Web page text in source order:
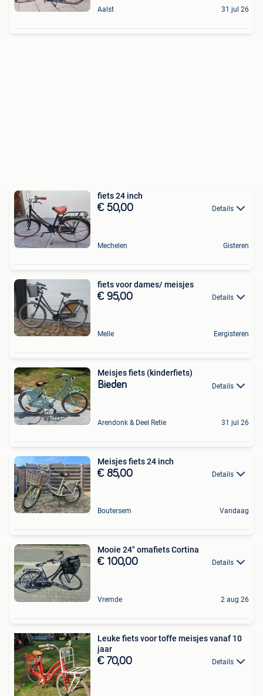
Aalst 31 jul 26
fiets 24 inch
€ 50,00 Details
Mechelen Gisteren
fiets voor dames/ meisjes
€ 95,00 Details
Melle Eergisteren
Meisjes fiets (kinderfiets)
Bieden Details
Arendonk & Deel Retie 31 jul 26
Meisjes fiets 24 inch
€ 85,00 Details
Boutersem Vandaag
Mooie 24" omafiets Cortina
€ 100,00 Details
Vremde 2 aug 26
Leuke fiets voor toffe meisjes vanaf 10
jaar
€ 70,00 Details